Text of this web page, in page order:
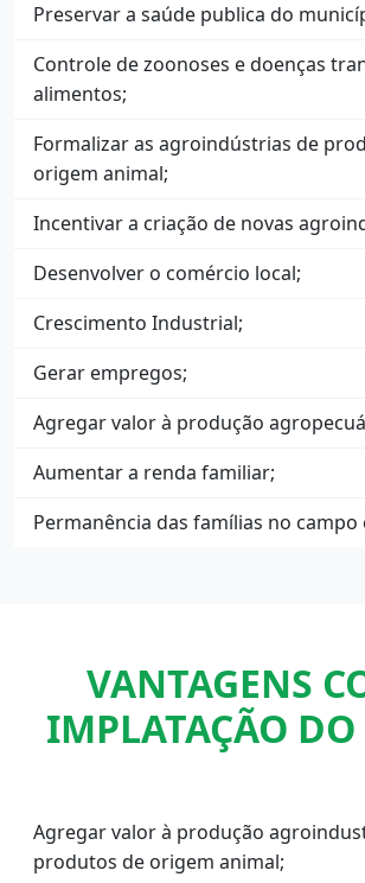
Preservar a saúde publica do
Controle de zoonoses e doenças
alimentos;
Formalizar as agroindústrias de
origem animal;
Incentivar a criação de novas
Desenvolver o comércio local;
Crescimento Industrial;
Gerar empregos;
Agregar valor à produção
Aumentar a renda familiar;
Permanência das famílias no campo
VANTAGENS
IMPLATAÇÃO
Agregar valor à produção
produtos de origem animal;